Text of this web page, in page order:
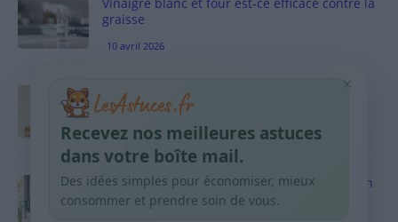
graisse
10 avril 2026
Taches pigmentaires : routine simple +
habitudes qui aident
9 avril 2026
Produits ménagers : comment économiser en
courses sans acheter 10 sprays
×
Recevez nos meilleures astuces
dans votre boîte mail.
Des idées simples pour économiser, mieux
consommer et prendre soin de vous.